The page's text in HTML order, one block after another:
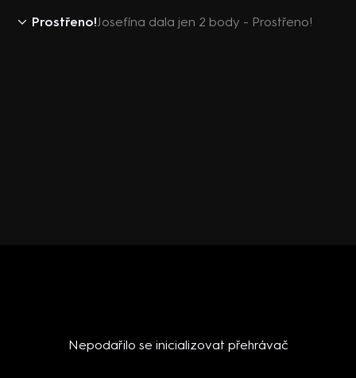
Prostřeno!Josefína dala jen 2 body - Prostřeno!
Nepodařilo se inicializovat přehrávač